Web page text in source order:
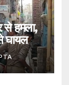
से हमला,
घायल